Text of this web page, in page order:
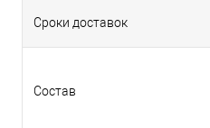
Сроки доставок
Состав